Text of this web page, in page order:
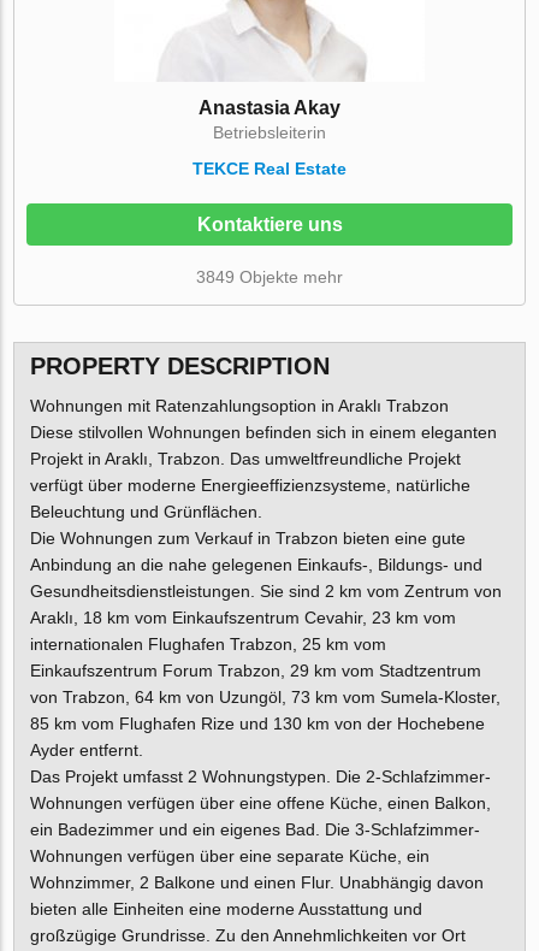
Anastasia Akay
Betriebsleiterin
TEKCE Real Estate
Kontaktiere uns
3849 Objekte mehr
PROPERTY DESCRIPTION
Wohnungen mit Ratenzahlungsoption in Araklı Trabzon
Diese stilvollen Wohnungen befinden sich in einem eleganten
Projekt in Araklı, Trabzon. Das umweltfreundliche Projekt
verfügt über moderne Energieeffizienzsysteme, natürliche
Beleuchtung und Grünflächen.
Die Wohnungen zum Verkauf in Trabzon bieten eine gute
Anbindung an die nahe gelegenen Einkaufs-, Bildungs- und
Gesundheitsdienstleistungen. Sie sind 2 km vom Zentrum von
Araklı, 18 km vom Einkaufszentrum Cevahir, 23 km vom
internationalen Flughafen Trabzon, 25 km vom
Einkaufszentrum Forum Trabzon, 29 km vom Stadtzentrum
von Trabzon, 64 km von Uzungöl, 73 km vom Sumela-Kloster,
85 km vom Flughafen Rize und 130 km von der Hochebene
Ayder entfernt.
Das Projekt umfasst 2 Wohnungstypen. Die 2-Schlafzimmer-
Wohnungen verfügen über eine offene Küche, einen Balkon,
ein Badezimmer und ein eigenes Bad. Die 3-Schlafzimmer-
Wohnungen verfügen über eine separate Küche, ein
Wohnzimmer, 2 Balkone und einen Flur. Unabhängig davon
bieten alle Einheiten eine moderne Ausstattung und
großzügige Grundrisse. Zu den Annehmlichkeiten vor Ort